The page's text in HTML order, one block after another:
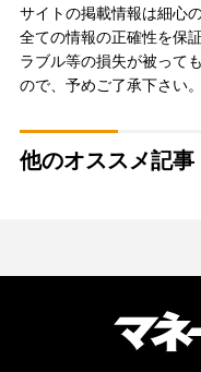
サイトの掲載情報は細心
全ての情報の正確性を保
ラブル等の損失が被って
ので、予めご了承下さい。
他のオススメ記事